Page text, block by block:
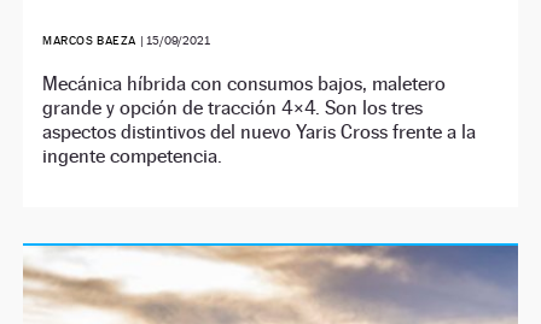
MARCOS BAEZA | 15/09/2021
Mecánica híbrida con consumos bajos, maletero
grande y opción de tracción 4×4. Son los tres
aspectos distintivos del nuevo Yaris Cross frente a la
ingente competencia.